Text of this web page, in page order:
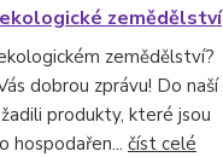
zemědělství
zemědělství?
dobrou zprávu! Do naší
produkty, které jsou
hospodařen... číst celé